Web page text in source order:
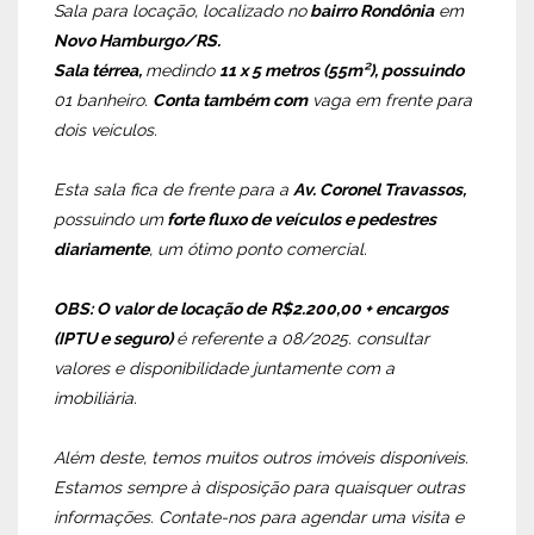
Sala para locação, localizado nobairro Rondôniaem
Novo Hamburgo/RS.
Sala térrea, medindo 11 x 5 metros (55m²), possuindo
01 banheiro. Conta também comvaga em frente para
dois veículos.
Esta sala fica de frente para a Av. Coronel Travassos,
possuindo umforte fluxo de veículos e pedestres
diariamente, um ótimo ponto comercial.
OBS: O valor de locação de R$2.200,00 + encargos
(IPTU e seguro)é referente a 08/2025. consultar
valores e disponibilidade juntamente com a
imobiliária.
Além deste, temos muitos outros imóveis disponíveis.
Estamos sempre à disposição para quaisquer outras
informações. Contate-nos para agendar uma visita e